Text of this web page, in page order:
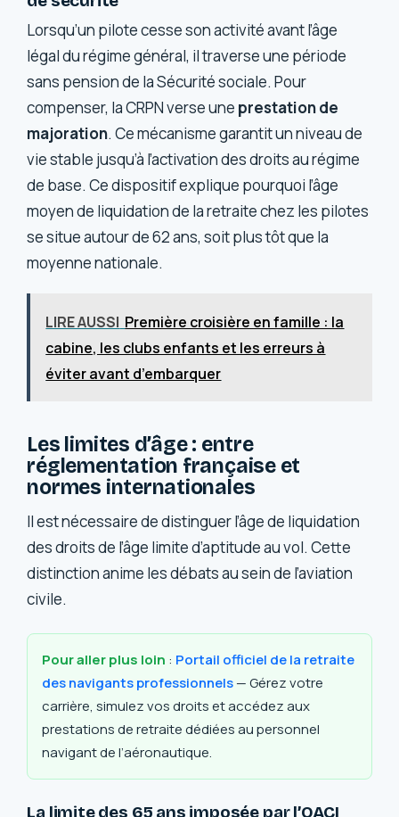
Lorsqu’un pilote cesse son activité avant l’âge
légal du régime général, il traverse une période
sans pension de la Sécurité sociale. Pour
compenser, la CRPN verse une prestation de
majoration. Ce mécanisme garantit un niveau de
vie stable jusqu’à l’activation des droits au régime
de base. Ce dispositif explique pourquoi l’âge
moyen de liquidation de la retraite chez les pilotes
se situe autour de 62 ans, soit plus tôt que la
moyenne nationale.
LIRE AUSSI Première croisière en famille : la
cabine, les clubs enfants et les erreurs à
éviter avant d’embarquer
Les limites d’âge : entre
réglementation française et
normes internationales
Il est nécessaire de distinguer l’âge de liquidation
des droits de l’âge limite d’aptitude au vol. Cette
distinction anime les débats au sein de l’aviation
civile.
Pour aller plus loin : Portail officiel de la retraite
des navigants professionnels— Gérez votre
carrière, simulez vos droits et accédez aux
prestations de retraite dédiées au personnel
navigant de l’aéronautique.
La limite des 65 ans imposée par l’OACI